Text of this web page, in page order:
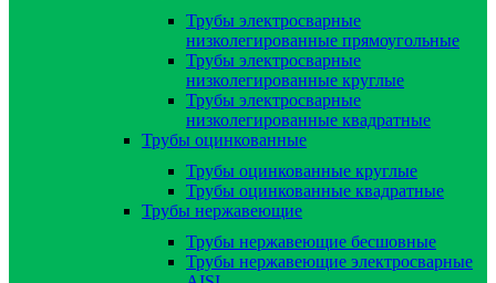
Трубы электросварные
низколегированные прямоугольные
Трубы электросварные
низколегированные круглые
Трубы электросварные
низколегированные квадратные
Трубы оцинкованные
Трубы оцинкованные круглые
Трубы оцинкованные квадратные
Трубы нержавеющие
Трубы нержавеющие бесшовные
Трубы нержавеющие электросварные